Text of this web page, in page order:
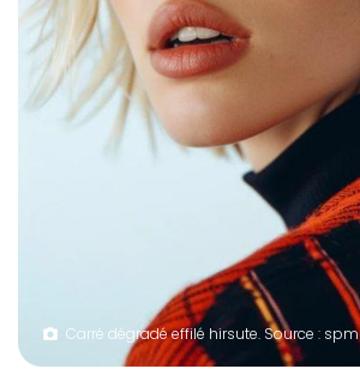
Carré dégradé effilé hirsute. Source : spm